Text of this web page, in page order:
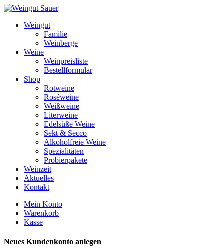
Weiter
Inhalt
Weingut
Familie
Weinberge
Weine
Weinpreisliste
Bestellformular
Shop
Rotweine
Roséweine
Weißweine
Literweine
Edelsüße Weine
Sekt & Secco
Alkoholfreie Weine
Spezialitäten
Probierpakete
Weinzeit
Aktuelles
Kontakt
Mein Konto
Warenkorb
Kasse
Neues Kundenkonto anlegen